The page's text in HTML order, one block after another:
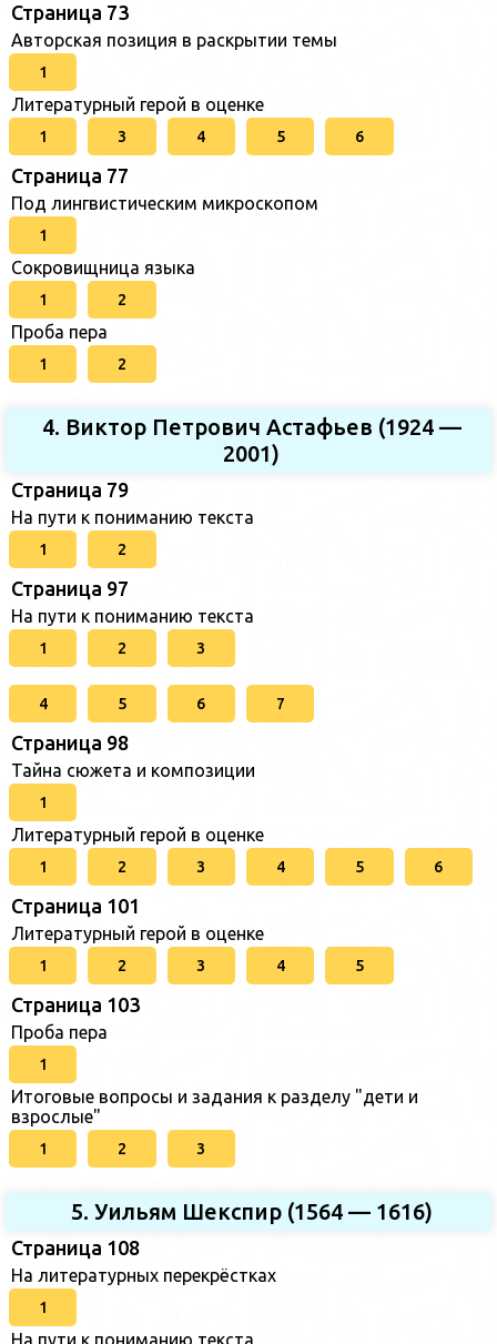
Страница 73
Авторская позиция в раскрытии темы
1
Литературный герой в оценке
1 3 4 5 6
Страница 77
Под лингвистическим микроскопом
1
Сокровищница языка
1 2
Проба пера
1 2
4. Виктор Петрович Астафьев (1924 —
2001)
Страница 79
На пути к пониманию текста
1 2
Страница 97
На пути к пониманию текста
1 2 3
4 5 6 7
Страница 98
Тайна сюжета и композиции
1
Литературный герой в оценке
1 2 3 4 5 6
Страница 101
Литературный герой в оценке
1 2 3 4 5
Страница 103
Проба пера
1
Итоговые вопросы и задания к разделу "дети и
взрослые"
1 2 3
5. Уильям Шекспир (1564 — 1616)
Страница 108
На литературных перекрёстках
1
На пути к пониманию текста